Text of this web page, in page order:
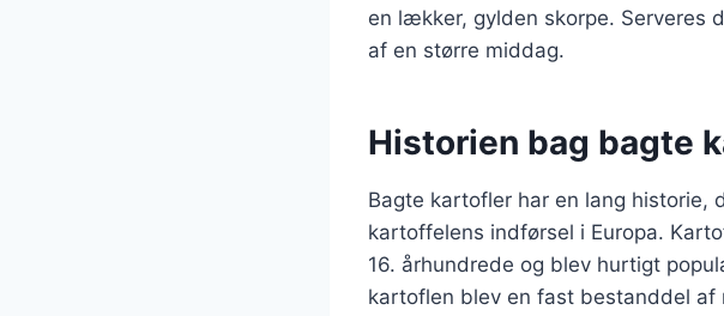
en lækker, gylden skorpe. Serveres
af en større middag.
Historien bag bagte
Bagte kartofler har en lang
kartoffelens indførsel i Europa.
16. århundrede og blev hurtigt
kartoflen blev en fast bestanddel